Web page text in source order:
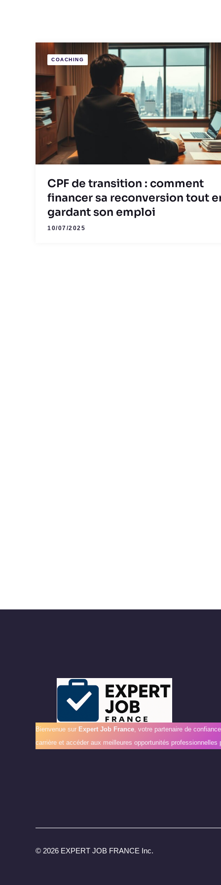
COACHING
CPF de transition : comment
financer sa reconversion tout
gardant son emploi
10/07/2025
Bienvenue sur Expert Job France, votre partenaire de
carrière et accéder aux meilleures opportunités professionnelles
© 2026 EXPERT JOB FRANCE Inc.